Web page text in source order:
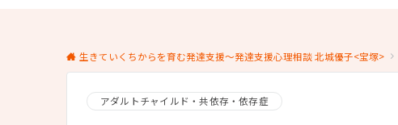
生きていくちからを育む発達支援～発達支援心理相談 北城優子<宝塚>
アダルトチャイルド・共依存・依存症